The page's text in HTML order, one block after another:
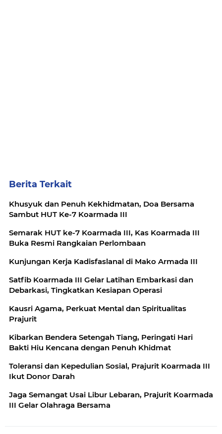
Berita Terkait
Khusyuk dan Penuh Kekhidmatan, Doa Bersama
Sambut HUT Ke-7 Koarmada III
Semarak HUT ke-7 Koarmada III, Kas Koarmada III
Buka Resmi Rangkaian Perlombaan
Kunjungan Kerja Kadisfaslanal di Mako Armada III
Satfib Koarmada III Gelar Latihan Embarkasi dan
Debarkasi, Tingkatkan Kesiapan Operasi
Kausri Agama, Perkuat Mental dan Spiritualitas
Prajurit
Kibarkan Bendera Setengah Tiang, Peringati Hari
Bakti Hiu Kencana dengan Penuh Khidmat
Toleransi dan Kepedulian Sosial, Prajurit Koarmada III
Ikut Donor Darah
Jaga Semangat Usai Libur Lebaran, Prajurit Koarmada
III Gelar Olahraga Bersama